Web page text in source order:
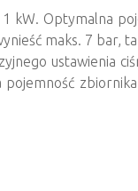
kW. Optymalna
maks. 7 bar,
ustawienia